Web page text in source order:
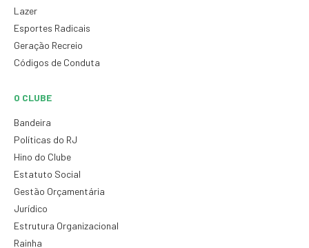
Lazer
Esportes Radicais
Geração Recreio
Códigos de Conduta
O CLUBE
Bandeira
Políticas do RJ
Hino do Clube
Estatuto Social
Gestão Orçamentária
Jurídico
Estrutura Organizacional
Rainha